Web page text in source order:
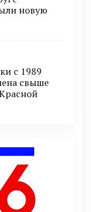
новую
с 1989
свыше